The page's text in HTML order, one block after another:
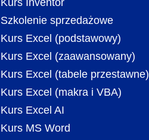
Szkolenie sprzedażowe
Kurs Excel (podstawowy)
Kurs Excel (zaawansowany)
Kurs Excel (tabele przestawne)
Kurs Excel (makra i VBA)
Kurs Excel AI
Kurs MS Word